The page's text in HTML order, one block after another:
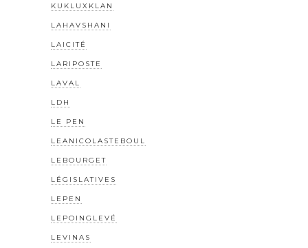
KUKLUXKLAN
LAHAVSHANI
LAICITÉ
LARIPOSTE
LAVAL
LDH
LE PEN
LEANICOLASTEBOUL
LEBOURGET
LÉGISLATIVES
LEPEN
LEPOINGLEVÉ
LEVINAS